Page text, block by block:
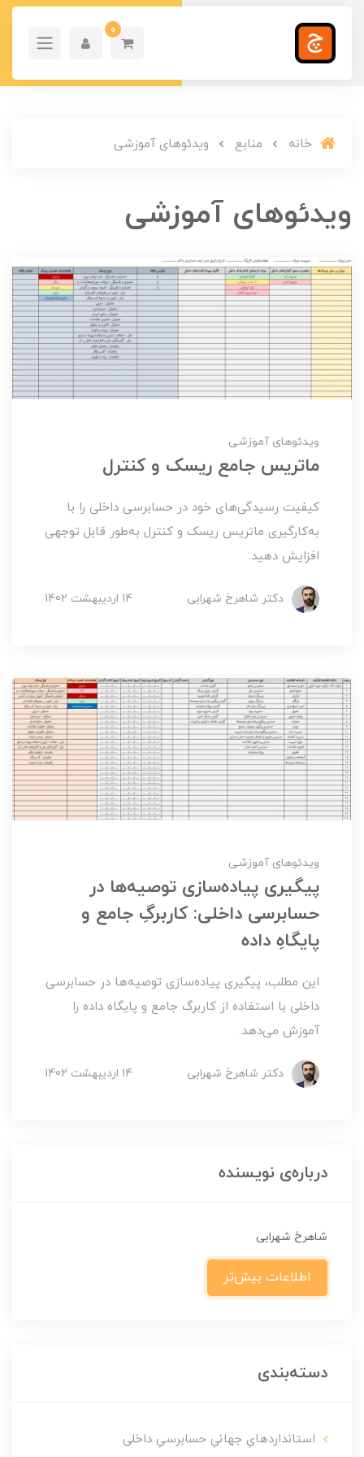
0
خانه منابع ویدئوهای آموزشی
ویدئوهای آموزشی
ویدئوهای آموزشی
ماتریس جامع ریسک و کنترل
کیفیت رسیدگی‌های خود در حسابرسی داخلی را با
به‌کارگیری ماتریس ریسک و کنترل به‌طور قابل توجهی
افزایش دهید.
دکتر شاهرخ شهرابی 14 ارديبهشت 1402
ویدئوهای آموزشی
پیگیری پیاده‌سازی توصیه‌ها در
حسابرسی داخلی: کاربرگِ جامع و
پایگاهِ داده
این مطلب، پیگیری پیاده‌سازی توصیه‌ها در حسابرسی
داخلی با استفاده از کاربرگ جامع و پایگاه داده را
آموزش می‌دهد.
دکتر شاهرخ شهرابی 14 ارديبهشت 1402
درباره‌ی نویسنده
شاهرخ شهرابی
اطلاعات بیش‌تر
دسته‌بندی
استانداردهایِ جهانیِ حسابرسیِ داخلی